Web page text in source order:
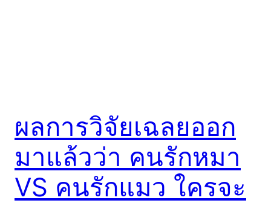
ผลการวิจัยเฉลยออก
มาแล้วว่า คนรักหมา
VS คนรักแมว ใครจะ